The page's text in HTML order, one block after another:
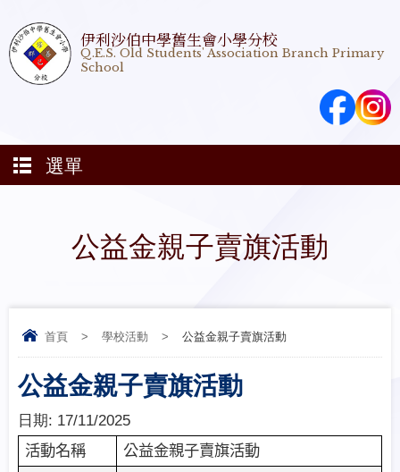
伊利沙伯中學舊生會小學分校
Q.E.S. Old Students' Association Branch Primary
School
選單
公益金親子賣旗活動
首頁 > 學校活動 > 公益金親子賣旗活動
公益金親子賣旗活動
日期: 17/11/2025
活動名稱
公益金親子賣旗活動